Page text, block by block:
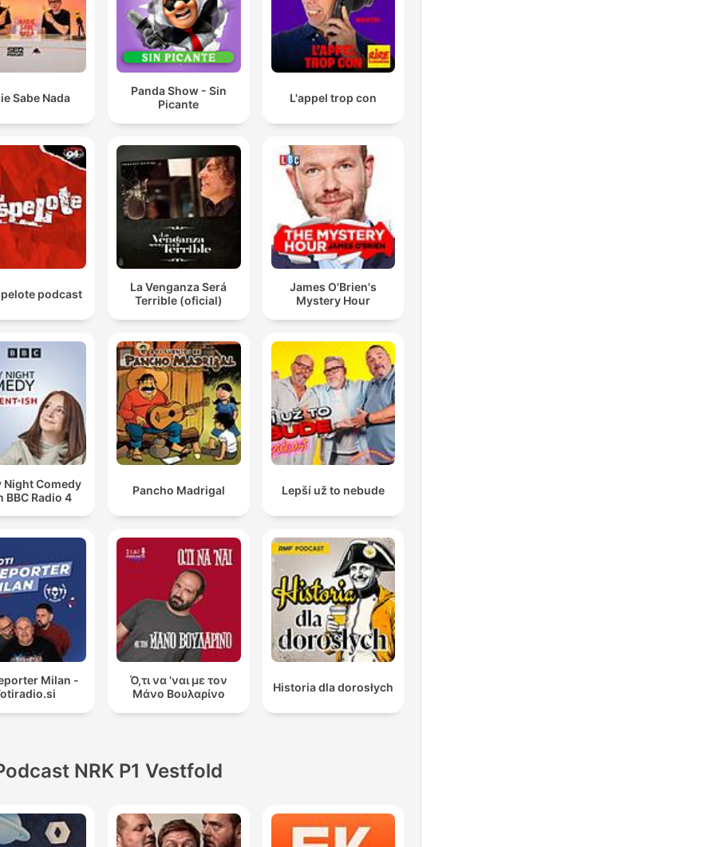
Sabe Nada
Panda Show - Sin
Picante
L'appel trop con
podcast
La Venganza Será
Terrible (oficial)
James O'Brien's
Mystery Hour
Night Comedy
BBC Radio 4
Pancho Madrigal Lepší už to nebude
Milan -
Ό,τι να 'ναι με τον
Μάνο Βουλαρίνο
Historia dla dorosłych
NRK P1 Vestfold